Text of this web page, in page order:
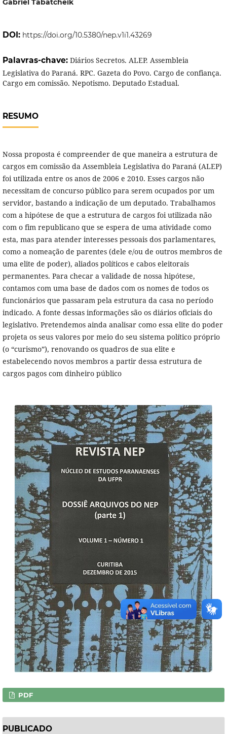
Gabriel Tabatcheik
DOI: https://doi.org/10.5380/nep.v1i1.43269
Palavras-chave: Diários Secretos. ALEP. Assembleia
Legislativa do Paraná. RPC. Gazeta do Povo. Cargo de confiança.
Cargo em comissão. Nepotismo. Deputado Estadual.
RESUMO
Nossa proposta é compreender de que maneira a estrutura de
cargos em comissão da Assembleia Legislativa do Paraná (ALEP)
foi utilizada entre os anos de 2006 e 2010. Esses cargos não
necessitam de concurso público para serem ocupados por um
servidor, bastando a indicação de um deputado. Trabalhamos
com a hipótese de que a estrutura de cargos foi utilizada não
com o fim republicano que se espera de uma atividade como
esta, mas para atender interesses pessoais dos parlamentares,
como a nomeação de parentes (dele e/ou de outros membros de
uma elite de poder), aliados políticos e cabos eleitorais
permanentes. Para checar a validade de nossa hipótese,
contamos com uma base de dados com os nomes de todos os
funcionários que passaram pela estrutura da casa no período
indicado. A fonte dessas informações são os diários oficiais do
legislativo. Pretendemos ainda analisar como essa elite do poder
projeta os seus valores por meio do seu sistema político próprio
(o “curismo”), renovando os quadros de sua elite e
estabelecendo novos membros a partir dessa estrutura de
cargos pagos com dinheiro público
PDF
PUBLICADO